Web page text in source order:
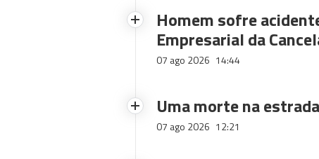
Homem sofre
Empresarial da
07 ago 2026 14:44
Uma morte na
07 ago 2026 12:21